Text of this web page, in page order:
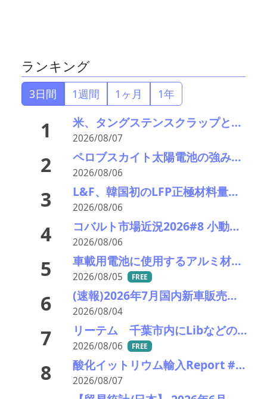
ランキング
3日間 1週間 1ヶ月 1年
1 米、タングステンスクラップと電池ブラックマス輸出禁止 国内向け販売100%を義務化
2026/08/07
2 ペロブスカイト太陽電池の強みはリサイクル性にあり―東大の瀬川氏がエコプレミアムクラブで講演
2026/08/06
3 L&F、韓国初のLFP正極材料量産ラインを稼働 「非中国」ESS供給網で先行
2026/08/06
4 コバルト市場近況2026#8 小動き、オフシーズンで薄商い 電池向けはLFPリサイクルが重荷
2026/08/06
5 車載用電池に使用するアルミ材の水平リサイクルを実現―PPES・日本軽金属・冨士発條・PEX
2026/08/05 FREE
6 (速報)2026年7月国内新車販売 41万7千台 前年同月比7%増加 4か月連続プラス
2026/08/04
7 リーテム 千葉市内にLibなどの小型充電式電池回収ボックスを新たに15カ所設置
2026/08/06 FREE
8 酸化イットリウム輸入Report #52 2026年前半中国から輸入量激減 でも依然中国頼り
2026/08/07